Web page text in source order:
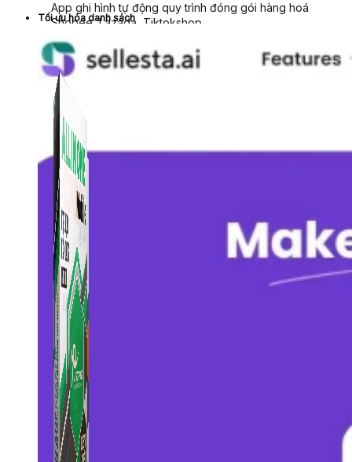
Combo phần mềm mềm Marketing dành cho điện
thoại.
App ghi hình tự động quy trình đóng gói hàng hoá
Shopee, Lazada, Tiktokshop
Tối ưu hóa danh sách